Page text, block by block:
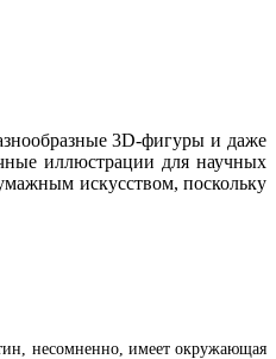
3D-фигуры и даже
иллюстрации для научных
искусством, поскольку
несомненно, имеет окружающая